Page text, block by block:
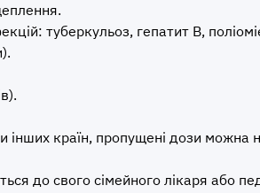
туберкульоз, гепатит В,
країн, пропущені дози
до свого сімейного лікаря або